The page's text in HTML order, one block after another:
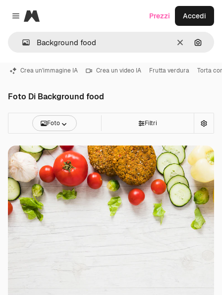
Close menu
Magnific
CancellaCerca
Prezzi Accedi
Crea un'immagine IA Crea un video IA Frutta verdura Torta
Foto Di Background food
Foto Filtri